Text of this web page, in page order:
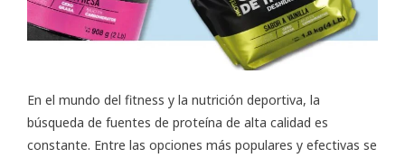
En el mundo del fitness y la nutrición deportiva, la
búsqueda de fuentes de proteína de alta calidad es
constante. Entre las opciones más populares y efectivas se